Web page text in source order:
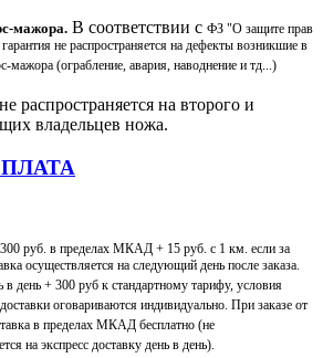
мажора. В соответствии с ФЗ "О защите прав
не распространяется на дефекты возникшие в
(ограбление, авария, наводнение и тд...)
распространяется на второго и
владельцев ножа.
руб. в пределах МКАД + 15 руб. с 1 км. если за
осуществляется на следующий день после заказа.
в день + 300 руб к стандартному тарифу, условия
оговариваются индивидуально. При заказе от
в пределах МКАД бесплатно (не
на экспресс доставку день в день).